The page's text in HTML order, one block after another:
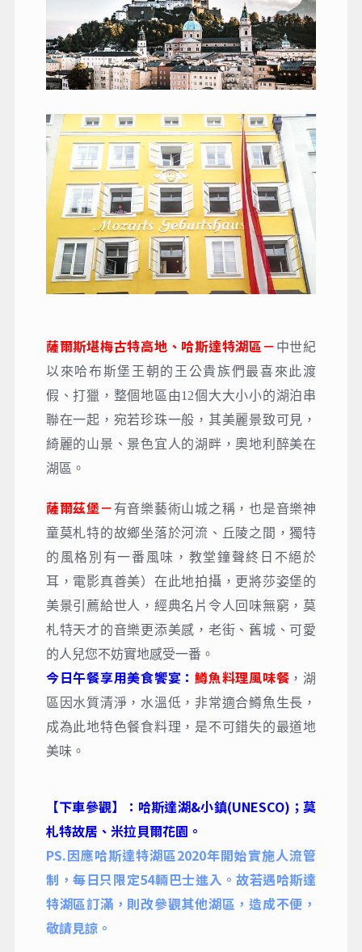
薩爾斯堪梅古特高地、哈斯達特湖區－ 中世紀
以來哈布斯堡王朝的王公貴族們最喜來此渡
假、打獵，整個地區由12個大大小小的湖泊串
聯在一起，宛若珍珠一般，其美麗景致可見，
綺麗的山景、景色宜人的湖畔，奧地利醉美在
湖區。
薩爾茲堡－ 有音樂藝術山城之稱，也是音樂神
童莫札特的故鄉坐落於河流、丘陵之間，獨特
的風格別有一番風味，教堂鐘聲終日不絕於
耳，電影真善美）在此地拍攝，更將莎姿堡的
美景引薦給世人，經典名片令人回味無窮，莫
札特天才的音樂更添美感，老街、舊城、可愛
的人兒您不妨實地感受一番。
今日午餐享用美食饗宴：鱒魚料理風味餐 ，湖
區因水質清淨，水溫低，非常適合鱒魚生長，
成為此地特色餐食料理，是不可錯失的最道地
美味。
【下車參觀】：哈斯達湖&小鎮(UNESCO) ；莫
札特故居、米拉貝爾花園。
PS.因應哈斯達特湖區2020年開始實施人流管
制，每日只限定54輛巴士進入。故若遇哈斯達
特湖區訂滿，則改參觀其他湖區，造成不便，
敬請見諒。